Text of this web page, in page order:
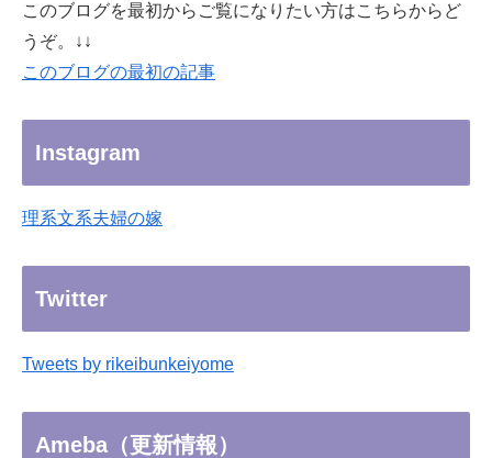
このブログを最初からご覧になりたい方はこちらからど
うぞ。↓↓
このブログの最初の記事
Instagram
理系文系夫婦の嫁
Twitter
Tweets by rikeibunkeiyome
Ameba（更新情報）